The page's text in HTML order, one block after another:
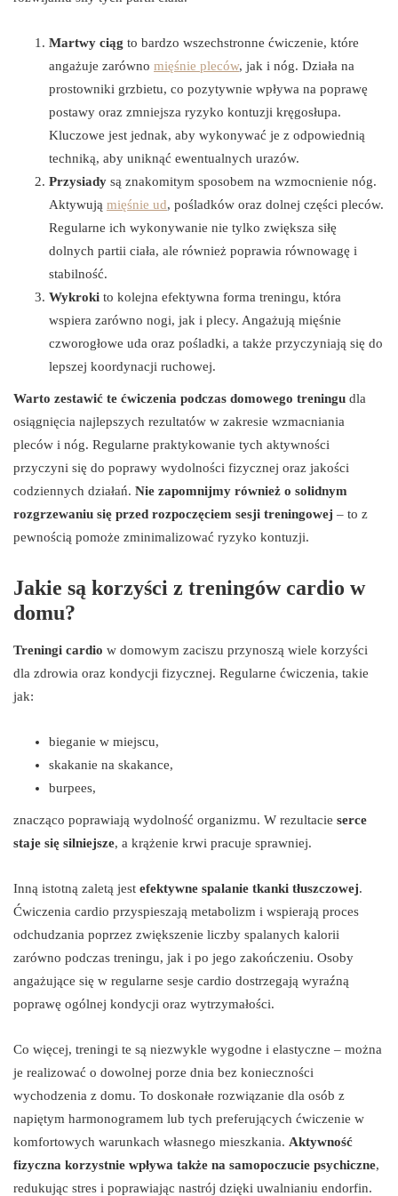
Martwy ciąg to bardzo wszechstronne ćwiczenie, które
angażuje zarówno mięśnie pleców, jak i nóg. Działa na
prostowniki grzbietu, co pozytywnie wpływa na poprawę
postawy oraz zmniejsza ryzyko kontuzji kręgosłupa.
Kluczowe jest jednak, aby wykonywać je z odpowiednią
techniką, aby uniknąć ewentualnych urazów.
Przysiady są znakomitym sposobem na wzmocnienie nóg.
Aktywują mięśnie ud, pośladków oraz dolnej części pleców.
Regularne ich wykonywanie nie tylko zwiększa siłę
dolnych partii ciała, ale również poprawia równowagę i
stabilność.
Wykroki to kolejna efektywna forma treningu, która
wspiera zarówno nogi, jak i plecy. Angażują mięśnie
czworogłowe uda oraz pośladki, a także przyczyniają się do
lepszej koordynacji ruchowej.
Warto zestawić te ćwiczenia podczas domowego treningu dla
osiągnięcia najlepszych rezultatów w zakresie wzmacniania
pleców i nóg. Regularne praktykowanie tych aktywności
przyczyni się do poprawy wydolności fizycznej oraz jakości
codziennych działań. Nie zapomnijmy również o solidnym
rozgrzewaniu się przed rozpoczęciem sesji treningowej – to z
pewnością pomoże zminimalizować ryzyko kontuzji.
Jakie są korzyści z treningów cardio w
domu?
Treningi cardio w domowym zaciszu przynoszą wiele korzyści
dla zdrowia oraz kondycji fizycznej. Regularne ćwiczenia, takie
jak:
bieganie w miejscu,
skakanie na skakance,
burpees,
znacząco poprawiają wydolność organizmu. W rezultacie serce
staje się silniejsze, a krążenie krwi pracuje sprawniej.
Inną istotną zaletą jest efektywne spalanie tkanki tłuszczowej.
Ćwiczenia cardio przyspieszają metabolizm i wspierają proces
odchudzania poprzez zwiększenie liczby spalanych kalorii
zarówno podczas treningu, jak i po jego zakończeniu. Osoby
angażujące się w regularne sesje cardio dostrzegają wyraźną
poprawę ogólnej kondycji oraz wytrzymałości.
Co więcej, treningi te są niezwykle wygodne i elastyczne – można
je realizować o dowolnej porze dnia bez konieczności
wychodzenia z domu. To doskonałe rozwiązanie dla osób z
napiętym harmonogramem lub tych preferujących ćwiczenie w
komfortowych warunkach własnego mieszkania. Aktywność
fizyczna korzystnie wpływa także na samopoczucie psychiczne,
redukując stres i poprawiając nastrój dzięki uwalnianiu endorfin.